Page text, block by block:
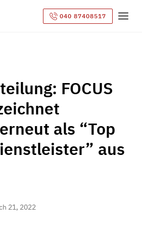
040 87408517
FOCUS
als “Top
aus
21, 2022